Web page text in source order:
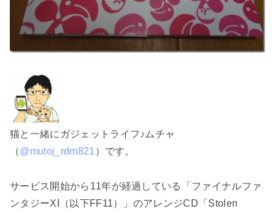
猫と一緒にガジェットライフ♪ムチャ
（@mutoj_rdm821 ）です。
サービス開始から11年が経過している「ファイナルファ
ンタジーXI（以下FF11）」のアレンジCD「Stolen